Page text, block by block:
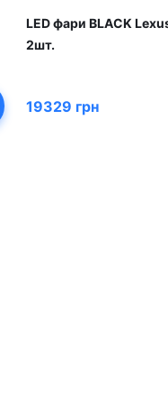
LED фари BLACK
2шт.
19329 грн